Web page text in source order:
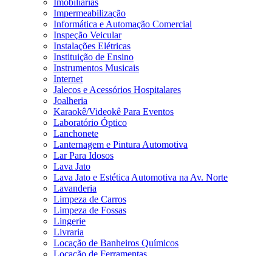
Imobiliárias
Impermeabilização
Informática e Automação Comercial
Inspeção Veicular
Instalações Elétricas
Instituição de Ensino
Instrumentos Musicais
Internet
Jalecos e Acessórios Hospitalares
Joalheria
Karaokê/Videokê Para Eventos
Laboratório Óptico
Lanchonete
Lanternagem e Pintura Automotiva
Lar Para Idosos
Lava Jato
Lava Jato e Estética Automotiva na Av. Norte
Lavanderia
Limpeza de Carros
Limpeza de Fossas
Lingerie
Livraria
Locação de Banheiros Químicos
Locação de Ferramentas